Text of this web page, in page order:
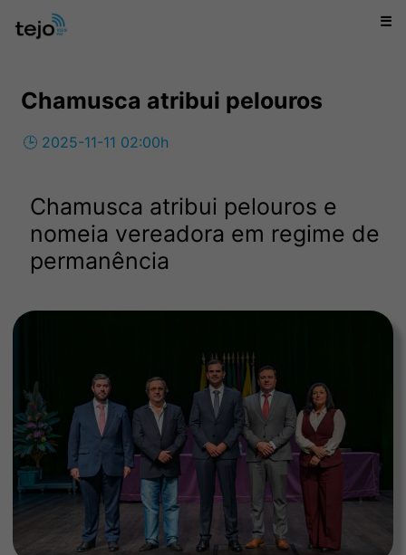
☰
Chamusca atribui pelouros
🕒 2025-11-11 02:00h
Chamusca atribui pelouros e
nomeia vereadora em regime de
permanência